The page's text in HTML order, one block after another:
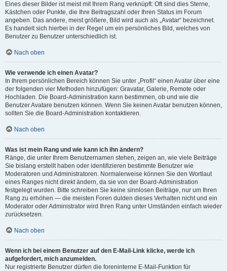
Eines dieser Bilder ist meist mit Ihrem Rang verknüpft: Oft sind dies Sterne,
Kästchen oder Punkte, die Ihre Beitragszahl oder Ihren Status im Forum
angeben. Das andere, meist größere, Bild wird auch als „Avatar“ bezeichnet.
Es handelt sich hierbei in der Regel um ein persönliches Bild, welches von
Benutzer zu Benutzer unterschiedlich ist.
Nach oben
Wie verwende ich einen Avatar?
In Ihrem persönlichen Bereich können Sie unter „Profil“ einen Avatar über eine
der folgenden vier Methoden hinzufügen: Gravatar, Galerie, Remote oder
Hochladen. Die Board-Administration kann bestimmen, ob und wie die
Benutzer Avatare benutzen können. Wenn Sie keinen Avatar benutzen können,
sollten Sie die Board-Administration kontaktieren.
Nach oben
Was ist mein Rang und wie kann ich ihn ändern?
Ränge, die unter Ihrem Benutzernamen stehen, zeigen an, wie viele Beiträge
Sie bislang erstellt haben oder identifizieren bestimmte Benutzer wie
Moderatoren und Administratoren. Normalerweise können Sie den Wortlaut
eines Ranges nicht direkt ändern, da sie von der Board-Administration
festgelegt wurden. Bitte schreiben Sie keine sinnlosen Beiträge, nur um Ihren
Rang zu erhöhen — die meisten Foren dulden dieses Verhalten nicht und ein
Moderator oder Administrator wird Ihren Rang unter Umständen einfach wieder
zurücksetzen.
Nach oben
Wenn ich bei einem Benutzer auf den E-Mail-Link klicke, werde ich
aufgefordert, mich anzumelden.
Nur registrierte Benutzer dürfen die foreninterne E-Mail-Funktion für